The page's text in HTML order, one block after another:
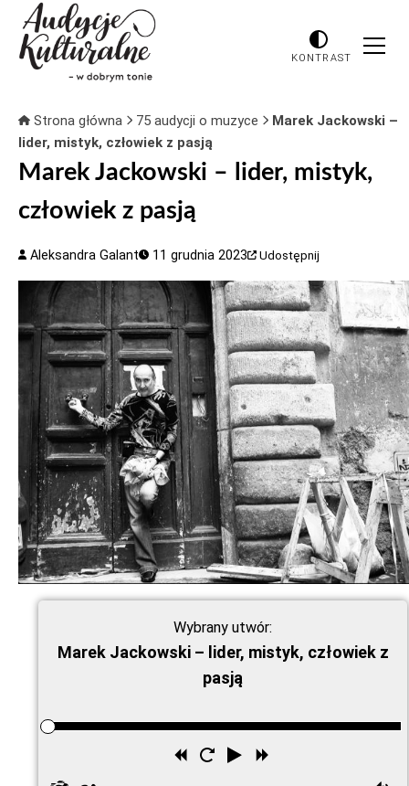
KONTRAST
Strona główna 75 audycji o muzyce
Marek Jackowski –
lider, mistyk, człowiek z pasją
Marek Jackowski – lider, mistyk,
człowiek z pasją
Aleksandra Galant 11 grudnia 2023 Udostępnij
Wybrany utwór:
Marek Jackowski – lider, mistyk, człowiek z
pasją
Odtwórz
Uruchom
Przewiń